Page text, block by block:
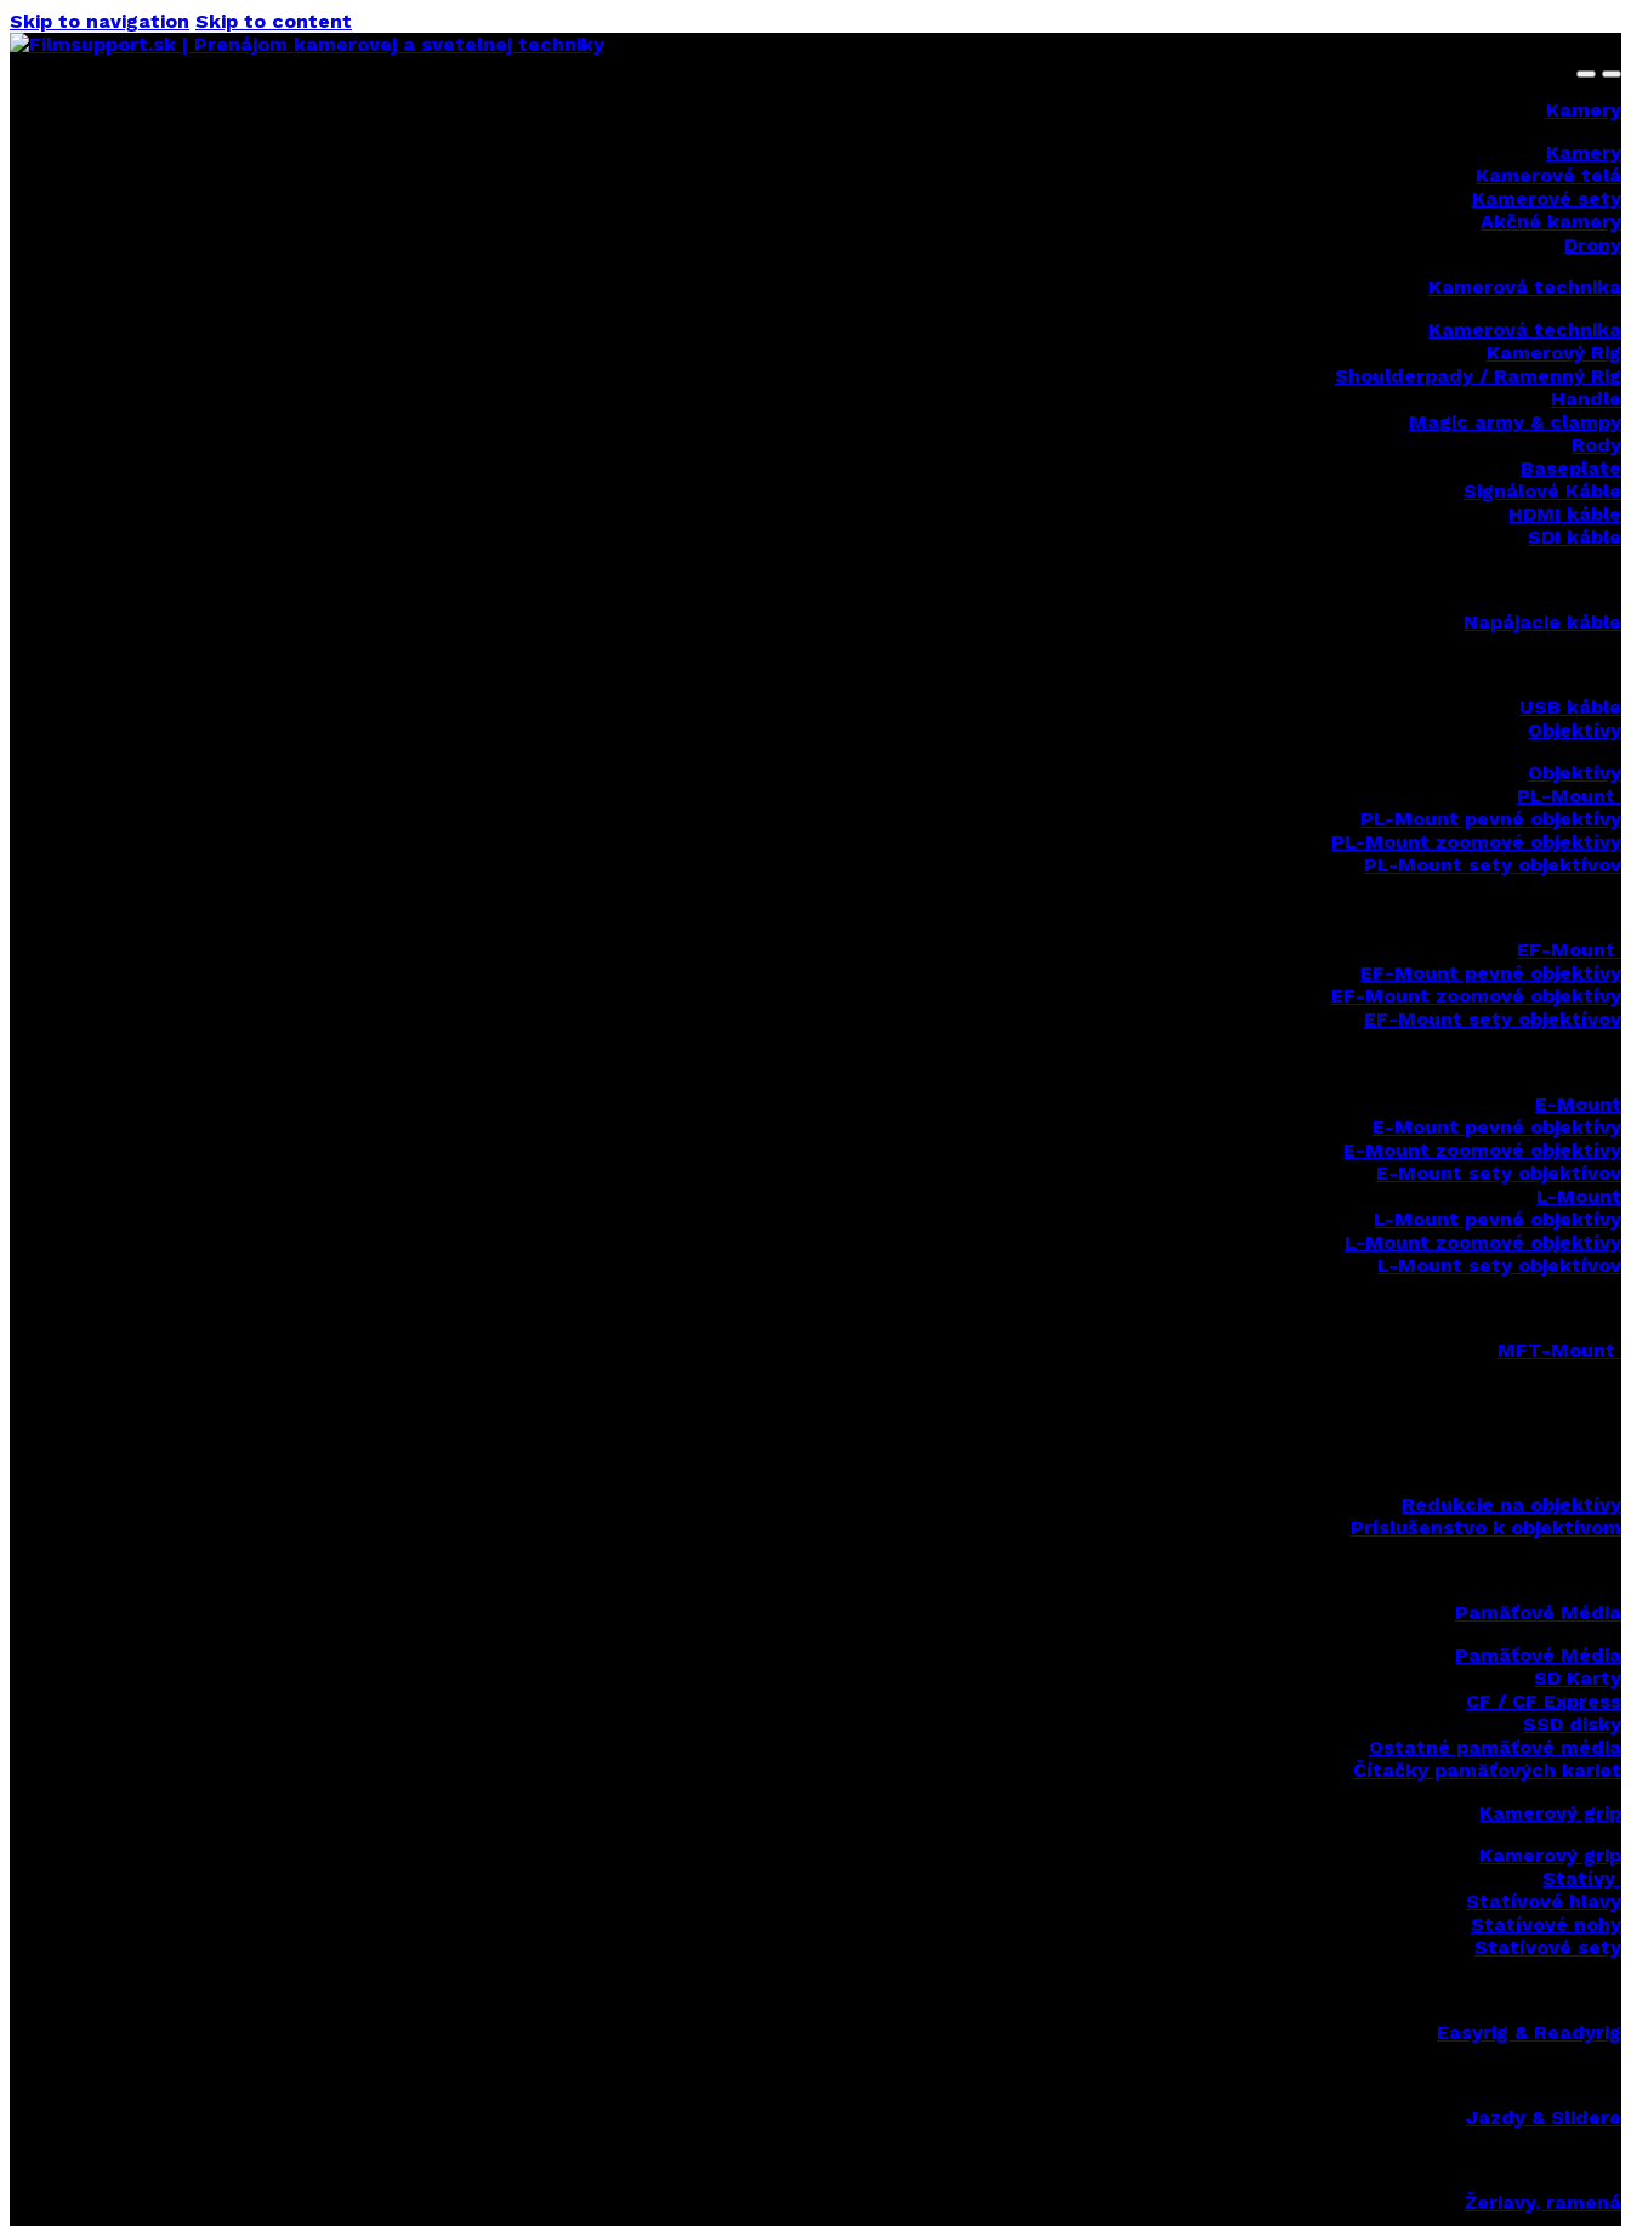
Skip to navigation Skip to content
Kamery
Kamery
Kamerové telá
Kamerové sety
Akčné kamery
Drony
Kamerová technika
Kamerová technika
Kamerový Rig
Shoulderpady / Ramenný Rig
Handle
Magic army & clampy
Rody
Baseplate
Signálové Káble
HDMI káble
SDI káble
Napájacie káble
USB káble
Objektívy
Objektívy
PL-Mount
PL-Mount pevné objektívy
PL-Mount zoomové objektívy
PL-Mount sety objektívov
EF-Mount
EF-Mount pevné objektívy
EF-Mount zoomové objektívy
EF-Mount sety objektívov
E-Mount
E-Mount pevné objektívy
E-Mount zoomové objektívy
E-Mount sety objektívov
L-Mount
L-Mount pevné objektívy
L-Mount zoomové objektívy
L-Mount sety objektívov
MFT-Mount
Redukcie na objektívy
Príslušenstvo k objektívom
Pamäťové Média
Pamäťové Média
SD Karty
CF / CF Express
SSD disky
Ostatné pamäťové média
Čítačky pamäťových kariet
Kamerový grip
Kamerový grip
Statívy
Statívové hlavy
Statívové nohy
Statívové sety
Easyrig & Readyrig
Jazdy & Slidere
Žeriavy, ramená